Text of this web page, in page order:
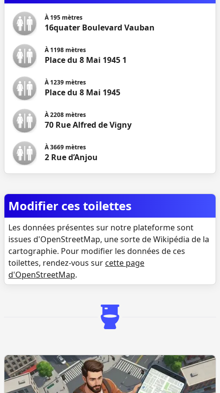
À195 mètres
16quater Boulevard Vauban
À1198 mètres
Place du 8 Mai 1945 1
À1239 mètres
Place du 8 Mai 1945
À2208 mètres
70 Rue Alfred de Vigny
À3669 mètres
2 Rue d’Anjou
Modifier ces toilettes
Les données présentes sur notre plateforme sont
issues d'OpenStreetMap, une sorte de Wikipédia de la
cartographie. Pour modifier les données de ces
toilettes, rendez-vous sur cette page
d'OpenStreetMap.